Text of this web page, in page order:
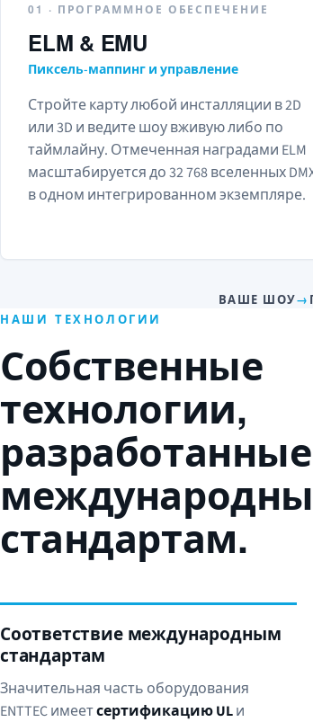
01 · ПРОГРАММНОЕ ОБЕСПЕЧЕНИЕ
ELM & EMU
Пиксель-маппинг и управление
Стройте карту любой инсталляции в 2D
или 3D и ведите шоу вживую либо по
таймлайну. Отмеченная наградами ELM
масштабируется до 32 768 вселенных
в одном интегрированном экземпляре.
ВАШЕ ШОУ→
НАШИ ТЕХНОЛОГИИ
Собственные
технологии,
стандартам.
Соответствие международным
стандартам
Значительная часть оборудования
ENTTEC имеетсертификацию ULи